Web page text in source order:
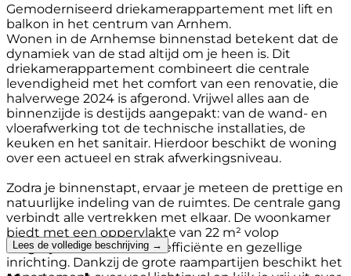
Gemoderniseerd driekamerappartement met lift en
balkon in het centrum van Arnhem.
Wonen in de Arnhemse binnenstad betekent dat de
dynamiek van de stad altijd om je heen is. Dit
driekamerappartement combineert die centrale
levendigheid met het comfort van een renovatie, die
halverwege 2024 is afgerond. Vrijwel alles aan de
binnenzijde is destijds aangepakt: van de wand- en
vloerafwerking tot de technische installaties, de
keuken en het sanitair. Hierdoor beschikt de woning
over een actueel en strak afwerkingsniveau.
Zodra je binnenstapt, ervaar je meteen de prettige en
natuurlijke indeling van de ruimtes. De centrale gang
verbindt alle vertrekken met elkaar. De woonkamer
biedt met een oppervlakte van 22 m² volop
mogelijkheden voor een efficiënte en gezellige
inrichting. Dankzij de grote raampartijen beschikt het
Lees de volledige beschrijving →